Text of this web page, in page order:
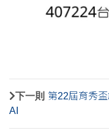
下一則 第22屆育秀
AI